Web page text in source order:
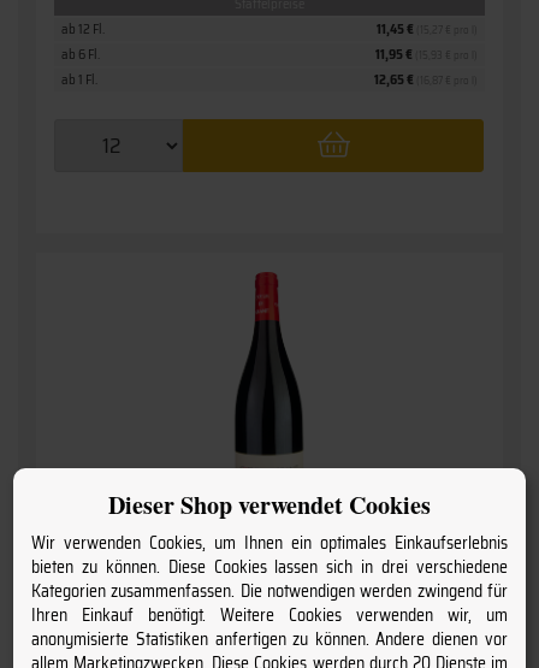
ab 1 Fl. 12,65 €
ab 6 Fl. 11,95 €
ab 12 Fl. 11,45 €
2025 Saint-Amour
» Coeur de Granit - trocken «
Cave du Château de Chénas
Dieser Shop verwendet Cookies
Wir verwenden Cookies, um Ihnen ein optimales Einkaufserlebnis
bieten zu können. Diese Cookies lassen sich in drei verschiedene
Kategorien zusammenfassen. Die notwendigen werden zwingend für
Ihren Einkauf benötigt. Weitere Cookies verwenden wir, um
anonymisierte Statistiken anfertigen zu können. Andere dienen vor
allem Marketingzwecken. Diese Cookies werden durch 20 Dienste im